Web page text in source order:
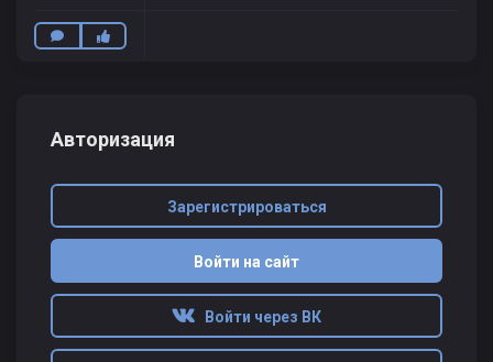
Авторизация
Зарегистрироваться
Войти на сайт
Войти через ВК